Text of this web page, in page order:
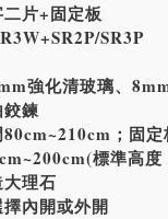
片+固定板
SR3P
強化清玻璃、
鍊
；固
標準高
理石
內開或外開